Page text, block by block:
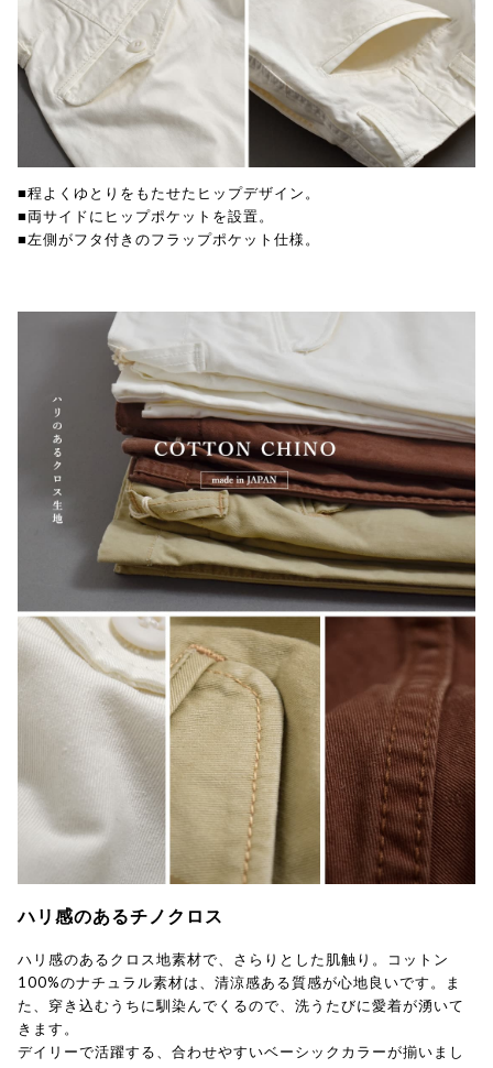
■程よくゆとりをもたせたヒップデザイン。
■両サイドにヒップポケットを設置。
■左側がフタ付きのフラップポケット仕様。
ハリ感のあるチノクロス
ハリ感のあるクロス地素材で、さらりとした肌触り。コットン
100%のナチュラル素材は、清涼感ある質感が心地良いです。ま
た、穿き込むうちに馴染んでくるので、洗うたびに愛着が湧いて
きます。
デイリーで活躍する、合わせやすいベーシックカラーが揃いまし